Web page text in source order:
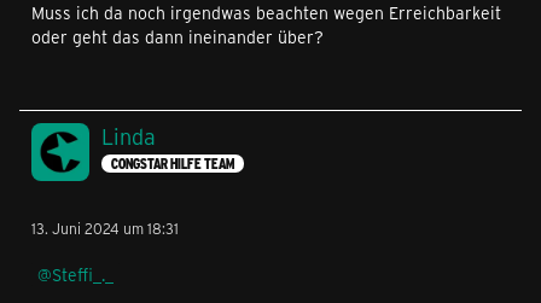
Muss ich da noch irgendwas beachten wegen Erreichbarkeit
oder geht das dann ineinander über?
Linda
CONGSTAR HILFE TEAM
13. Juni 2024 um 18:31
Steffi_._